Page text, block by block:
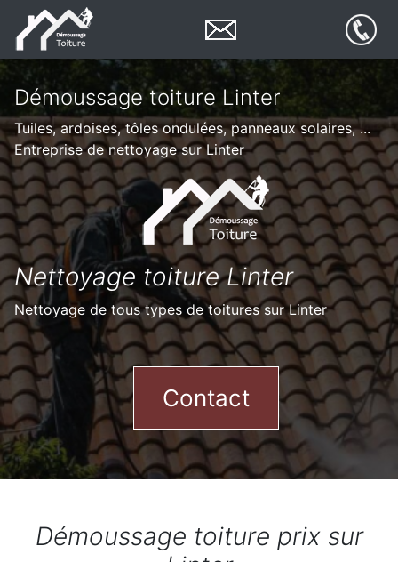
Démoussage toiture Linter
Tuiles, ardoises, tôles ondulées, panneaux solaires, ...
Entreprise de nettoyage sur Linter
Nettoyage toiture Linter
Nettoyage de tous types de toitures sur Linter
Contact
Démoussage toiture prix sur